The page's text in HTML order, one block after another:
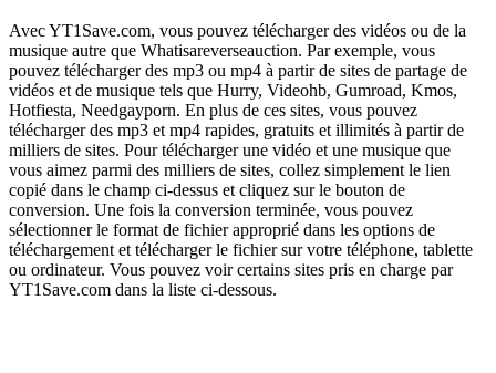
Avec YT1Save.com, vous pouvez télécharger des vidéos ou de la
musique autre que Whatisareverseauction. Par exemple, vous
pouvez télécharger des mp3 ou mp4 à partir de sites de partage de
vidéos et de musique tels que Hurry, Videohb, Gumroad, Kmos,
Hotfiesta, Needgayporn. En plus de ces sites, vous pouvez
télécharger des mp3 et mp4 rapides, gratuits et illimités à partir de
milliers de sites. Pour télécharger une vidéo et une musique que
vous aimez parmi des milliers de sites, collez simplement le lien
copié dans le champ ci-dessus et cliquez sur le bouton de
conversion. Une fois la conversion terminée, vous pouvez
sélectionner le format de fichier approprié dans les options de
téléchargement et télécharger le fichier sur votre téléphone, tablette
ou ordinateur. Vous pouvez voir certains sites pris en charge par
YT1Save.com dans la liste ci-dessous.